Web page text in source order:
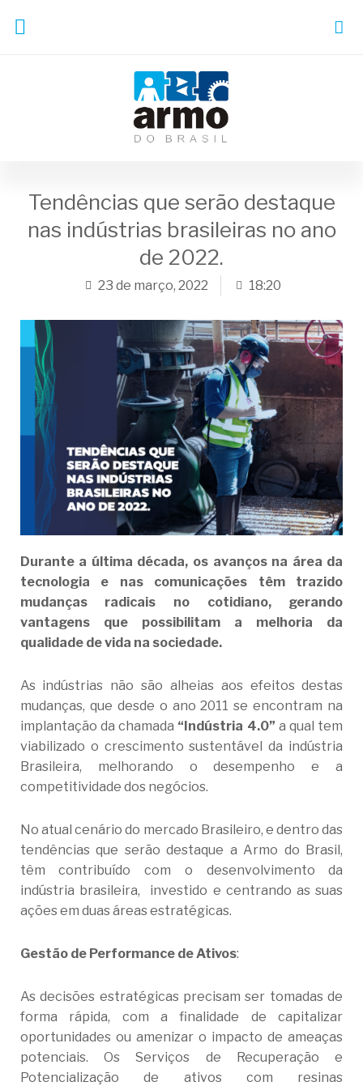
Tendências que serão destaque
nas indústrias brasileiras no ano
de 2022.
23 de março, 2022 18:20
Durante a última década, os avanços na área da
tecnologia e nas comunicações têm trazido
mudanças radicais no cotidiano, gerando
vantagens que possibilitam a melhoria da
qualidade de vida na sociedade.
As indústrias não são alheias aos efeitos destas
mudanças, que desde o ano 2011 se encontram na
implantação da chamada “Indústria 4.0” a qual tem
viabilizado o crescimento sustentável da indústria
Brasileira, melhorando o desempenho e a
competitividade dos negócios.
No atual cenário do mercado Brasileiro, e dentro das
tendências que serão destaque a Armo do Brasil,
têm contribuído com o desenvolvimento da
indústria brasileira, investido e centrando as suas
ações em duas áreas estratégicas.
Gestão de Performance de Ativos:
As decisões estratégicas precisam ser tomadas de
forma rápida, com a finalidade de capitalizar
oportunidades ou amenizar o impacto de ameaças
potenciais. Os Serviços de Recuperação e
Potencialização de ativos com resinas